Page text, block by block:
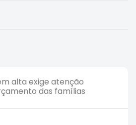
alta exige atenção
das famílias